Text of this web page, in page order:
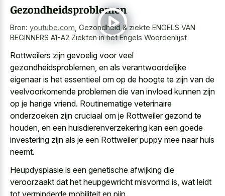
Gezondheidsproblemen
Bron: youtube.com Gezondheid & ziekte ENGELS VAN
BEGINNERS A1-A2 Ziekten in het Engels Woordenlijst
Rottweilers zijn gevoelig voor veel
gezondheidsproblemen, en als verantwoordelijke
eigenaar is het essentieel om op de hoogte te zijn van de
veelvoorkomende problemen die van invloed kunnen zijn
op je harige vriend. Routinematige veterinaire
onderzoeken zijn cruciaal om je Rottweiler gezond te
houden, en een huisdierenverzekering kan een goede
investering zijn als je een Rottweiler puppy mee naar huis
neemt.
Heupdysplasie is een genetische afwijking die
veroorzaakt dat het heupgewricht misvormd is, wat leidt
tot verminderde mobiliteit en pijn.